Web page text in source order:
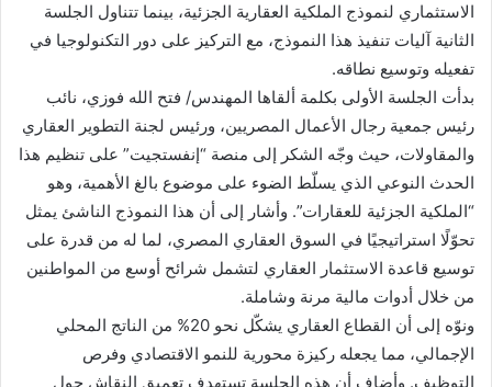
الاستثماري لنموذج الملكية العقارية الجزئية، بينما تتناول الجلسة
الثانية آليات تنفيذ هذا النموذج، مع التركيز على دور التكنولوجيا في
تفعيله وتوسيع نطاقه.
بدأت الجلسة الأولى بكلمة ألقاها المهندس/ فتح الله فوزي، نائب
رئيس جمعية رجال الأعمال المصريين، ورئيس لجنة التطوير العقاري
والمقاولات، حيث وجّه الشكر إلى منصة “إنفستجيت” على تنظيم هذا
الحدث النوعي الذي يسلّط الضوء على موضوع بالغ الأهمية، وهو
“الملكية الجزئية للعقارات”. وأشار إلى أن هذا النموذج الناشئ يمثل
تحوّلًا استراتيجيًا في السوق العقاري المصري، لما له من قدرة على
توسيع قاعدة الاستثمار العقاري لتشمل شرائح أوسع من المواطنين
من خلال أدوات مالية مرنة وشاملة.
ونوّه إلى أن القطاع العقاري يشكّل نحو 20% من الناتج المحلي
الإجمالي، مما يجعله ركيزة محورية للنمو الاقتصادي وفرص
التوظيف. وأضاف أن هذه الجلسة تستهدف تعميق النقاش حول